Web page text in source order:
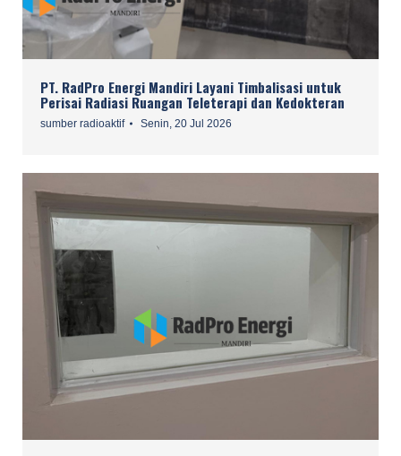
PT. RadPro Energi Mandiri Layani Timbalisasi untuk
Perisai Radiasi Ruangan Teleterapi dan Kedokteran
sumber radioaktif Senin, 20 Jul 2026